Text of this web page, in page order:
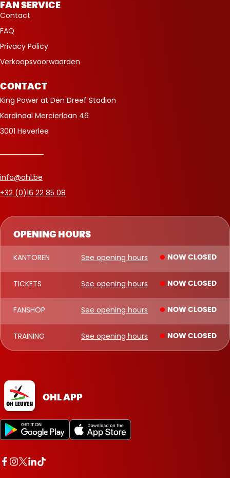
OPENING HOURS
KANTOREN See opening hours NOW CLOSED
TICKETS See opening hours NOW CLOSED
FANSHOP See opening hours NOW CLOSED
TRAINING See opening hours NOW CLOSED
FAN SERVICE
Contact
FAQ
Privacy Policy
Verkoopsvoorwaarden
CONTACT
King Power at Den Dreef Stadion
Kardinaal Mercierlaan 46
3001 Heverlee
info@ohl.be
+32 (0)16 22 85 08
OHL APP